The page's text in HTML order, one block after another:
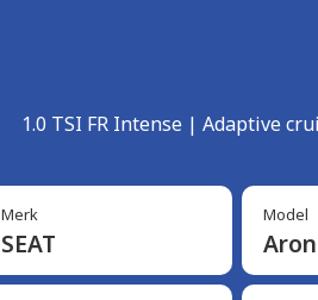
1.0 TSI FR Intense | Adaptive
Merk
SEAT
Model